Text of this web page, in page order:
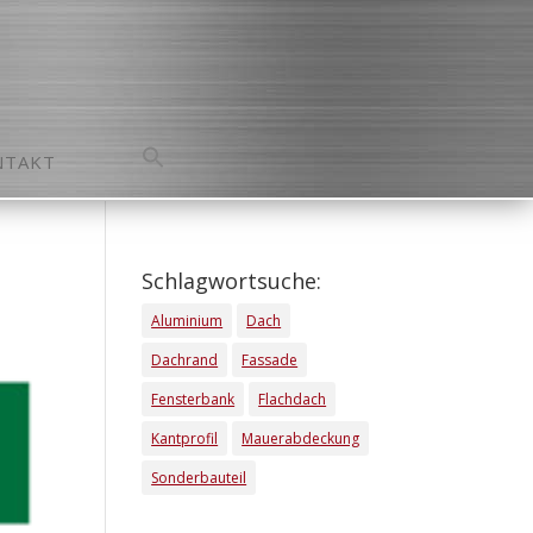
Search Button
Schlagwortsuche:
Aluminium
Dach
Dachrand
Fassade
Fensterbank
Flachdach
Kantprofil
Mauerabdeckung
Sonderbauteil